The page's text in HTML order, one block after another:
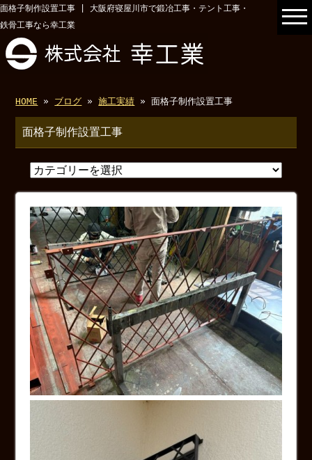
面格子制作設置工事 | 大阪府寝屋川市で鍛冶工事・テント工事・
鉄骨工事なら幸工業
HOME » ブログ »施工実績 » 面格子制作設置工事
面格子制作設置工事